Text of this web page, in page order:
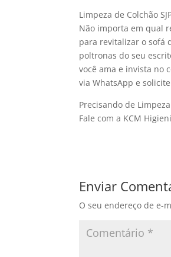
Limpeza de Colchão
Não importa em qual
para revitalizar o sofá
poltronas do seu
você ama e invista no
via WhatsApp e
Precisando de
Fale com a KCM
Enviar
O seu endereço de e-